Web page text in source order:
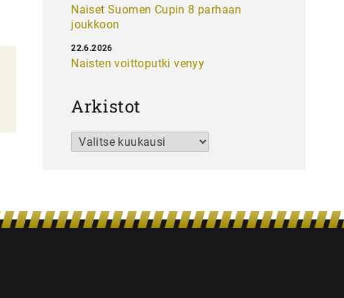
Naiset Suomen Cupin 8 parhaan
joukkoon
Naisten voittoputki venyy
22.6.2026
Arkistot
Arkistot